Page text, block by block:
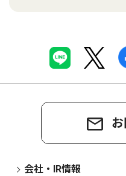
会社・IR情報